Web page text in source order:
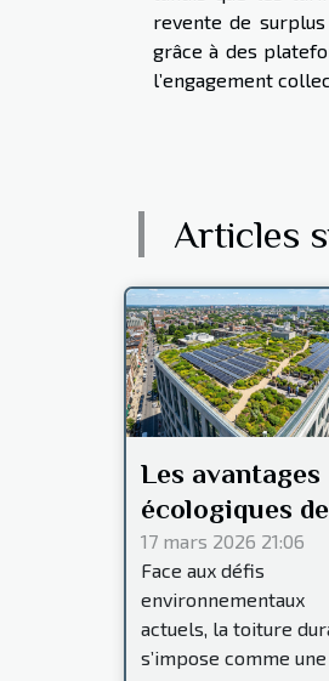
revente de
grâce à des
l’engagement
Articles
Les avantages
écologiques
toitures
17 mars 2026 21:06
Face aux défis
environnementaux
actuels, la toiture
s’impose comme une